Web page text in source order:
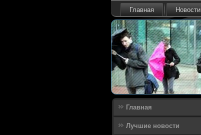
Главная Новости
Главная
Лучшие новости